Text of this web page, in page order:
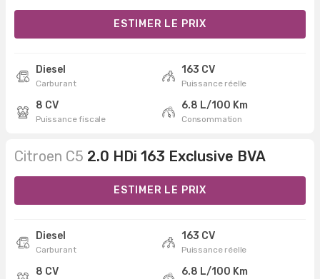
ESTIMER LE PRIX
Diesel
Carburant
163 CV
Puissance réelle
8 CV
Puissance fiscale
6.8 L/100 Km
Consommation
Citroen C5 2.0 HDi 163 Exclusive BVA
ESTIMER LE PRIX
Diesel
Carburant
163 CV
Puissance réelle
8 CV 6.8 L/100 Km